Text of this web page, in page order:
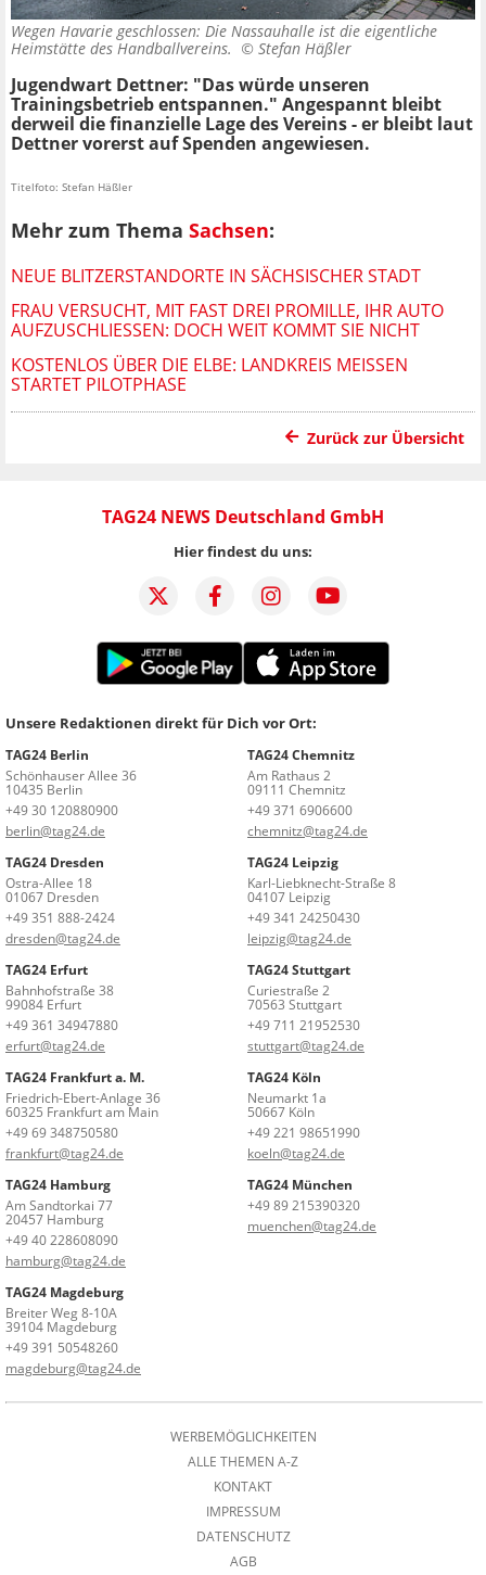
Wegen Havarie geschlossen: Die Nassauhalle ist die eigentliche
Heimstätte des Handballvereins. © Stefan Häßler
Jugendwart Dettner: "Das würde unseren
Trainingsbetrieb entspannen." Angespannt bleibt
derweil die finanzielle Lage des Vereins - er bleibt laut
Dettner vorerst auf Spenden angewiesen.
Titelfoto: Stefan Häßler
Mehr zum Thema Sachsen:
NEUE BLITZERSTANDORTE IN SÄCHSISCHER STADT
FRAU VERSUCHT, MIT FAST DREI PROMILLE, IHR AUTO
AUFZUSCHLIESSEN: DOCH WEIT KOMMT SIE NICHT
KOSTENLOS ÜBER DIE ELBE: LANDKREIS MEISSEN S
TARTET PILOTPHASE
Zurück zur Übersicht
TAG24 NEWS Deutschland GmbH
Hier findest du uns:
Unsere Redaktionen direkt für Dich vor Ort:
TAG24 Berlin
Schönhauser Allee 36
10435 Berlin
+49 30 120880900
berlin@tag24.de
TAG24 Chemnitz
Am Rathaus 2
09111 Chemnitz
+49 371 6906600
chemnitz@tag24.de
TAG24 Dresden
Ostra-Allee 18
01067 Dresden
+49 351 888-2424
dresden@tag24.de
TAG24 Leipzig
Karl-Liebknecht-Straße 8
04107 Leipzig
+49 341 24250430
leipzig@tag24.de
TAG24 Erfurt
Bahnhofstraße 38
99084 Erfurt
+49 361 34947880
erfurt@tag24.de
TAG24 Stuttgart
Curiestraße 2
70563 Stuttgart
+49 711 21952530
stuttgart@tag24.de
TAG24 Frankfurt a. M.
Friedrich-Ebert-Anlage 36
60325 Frankfurt am Main
+49 69 348750580
frankfurt@tag24.de
TAG24 Köln
Neumarkt 1a
50667 Köln
+49 221 98651990
koeln@tag24.de
TAG24 Hamburg
Am Sandtorkai 77
20457 Hamburg
+49 40 228608090
hamburg@tag24.de
TAG24 München
+49 89 215390320
muenchen@tag24.de
TAG24 Magdeburg
Breiter Weg 8-10A
39104 Magdeburg
+49 391 50548260
magdeburg@tag24.de
WERBEMÖGLICHKEITEN
ALLE THEMEN A-Z
KONTAKT
IMPRESSUM
DATENSCHUTZ
AGB